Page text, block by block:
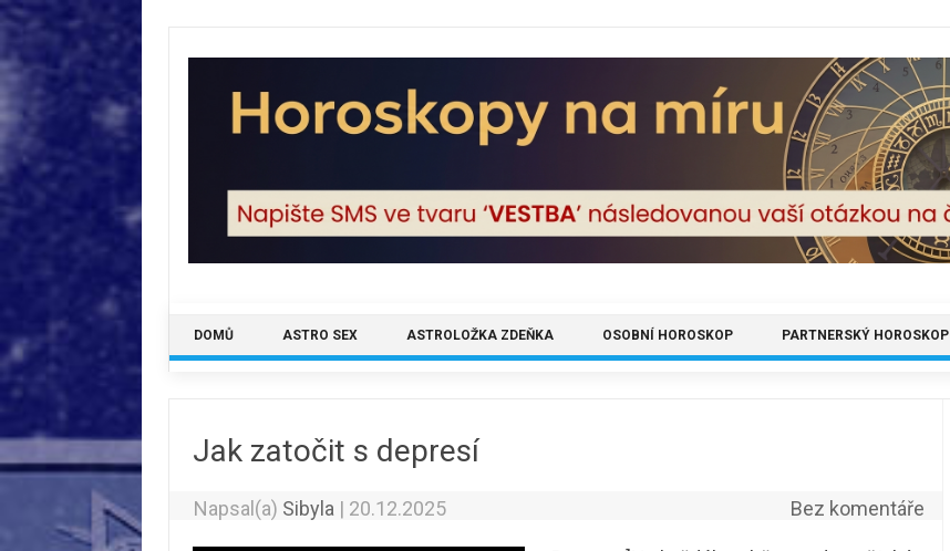
DOMŮ ASTRO SEX ASTROLOŽKA ZDEŇKA OSOBNÍ HOROSKOP PARTNERSKÝ HOROSKOP
Jak zatočit s depresí
Napsal(a) Sibyla | 20.12.2025 Bez komentáře